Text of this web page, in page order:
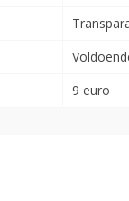
9 euro